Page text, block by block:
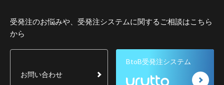
受発注のお悩みや、受発注システムに関するご相談はこちら
から
お問い合わせ
BtoB受発注システム